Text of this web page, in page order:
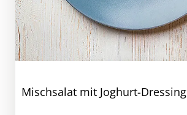
Mischsalat mit Joghurt-Dressing